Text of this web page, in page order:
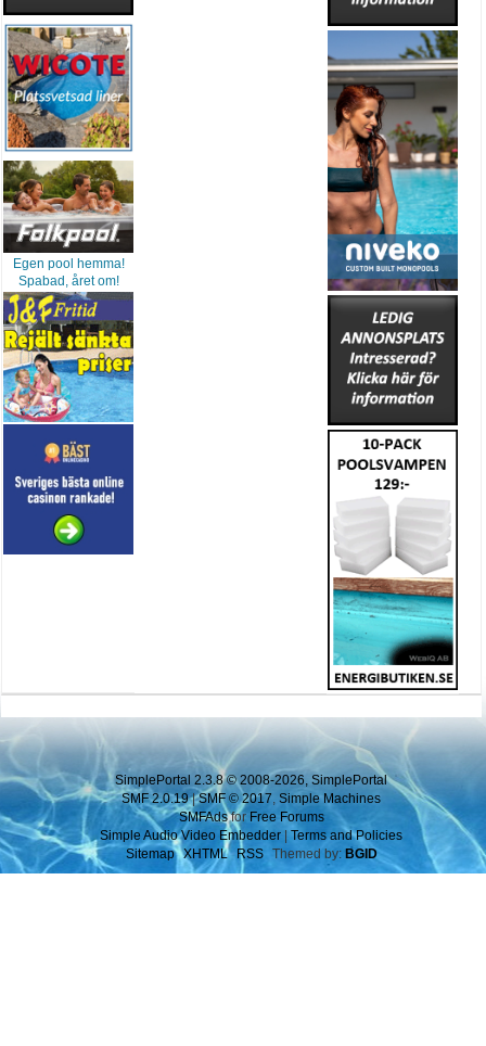
Egen pool hemma!
Spabad, året om!
SimplePortal 2.3.8 © 2008-2026, SimplePortal
SMF 2.0.19|SMF © 2017 Simple Machines
SMFAdsfor Free Forums
Simple Audio Video Embedder | Terms and Policies
Sitemap XHTML RSS Themed by: BGID